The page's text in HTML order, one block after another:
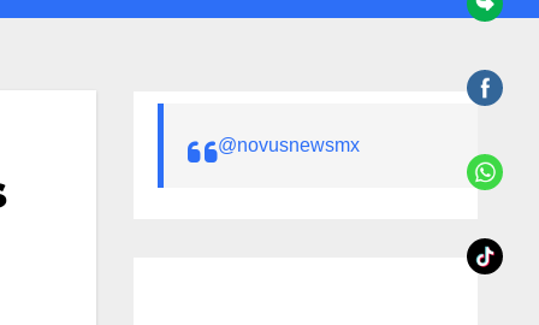
@novusnewsmx